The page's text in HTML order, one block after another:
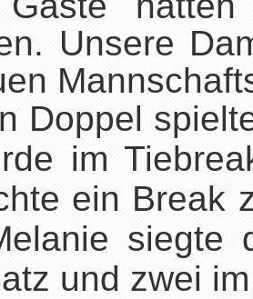
Unsere
Doppel
im
ein Break
und zwei